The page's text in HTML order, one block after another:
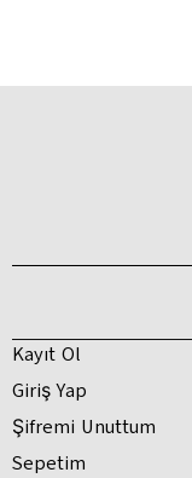
Kayıt Ol
Giriş Yap
Şifremi Unuttum
Sepetim